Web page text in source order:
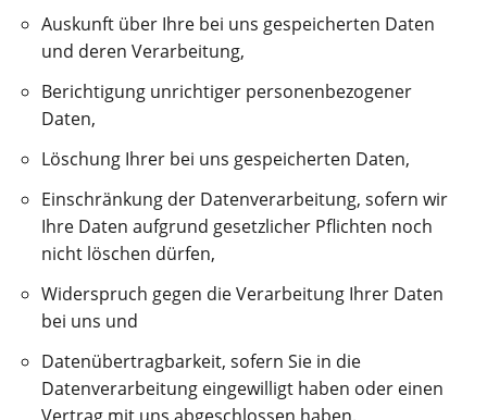
Auskunft über Ihre bei uns gespeicherten Daten
und deren Verarbeitung,
Berichtigung unrichtiger personenbezogener
Daten,
Löschung Ihrer bei uns gespeicherten Daten,
Einschränkung der Datenverarbeitung, sofern wir
Ihre Daten aufgrund gesetzlicher Pflichten noch
nicht löschen dürfen,
Widerspruch gegen die Verarbeitung Ihrer Daten
bei uns und
Datenübertragbarkeit, sofern Sie in die
Datenverarbeitung eingewilligt haben oder einen